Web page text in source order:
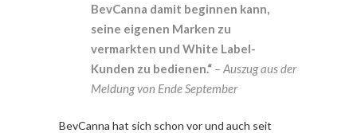
BevCanna damit beginnen kann,
seine eigenen Marken zu
vermarkten und White Label-
Kunden zu bedienen.“ – Auszug aus der
Meldung von Ende September
BevCanna hat sich schon vor und auch seit